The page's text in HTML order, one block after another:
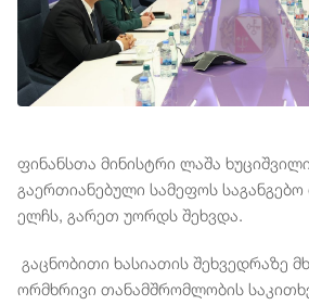
ფინანსთა მინისტრი ლაშა
გაერთიანებული სამეფოს
ელჩს, გარეთ უორდს შეხვდა.
გაცნობითი ხასიათის შეხვედრაზე
ორმხრივი თანამშრომლობის